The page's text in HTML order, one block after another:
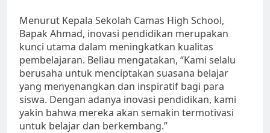
Menurut Kepala Sekolah Camas High School,
Bapak Ahmad, inovasi pendidikan merupakan
kunci utama dalam meningkatkan kualitas
pembelajaran. Beliau mengatakan, “Kami selalu
berusaha untuk menciptakan suasana belajar
yang menyenangkan dan inspiratif bagi para
siswa. Dengan adanya inovasi pendidikan, kami
yakin bahwa mereka akan semakin termotivasi
untuk belajar dan berkembang.”